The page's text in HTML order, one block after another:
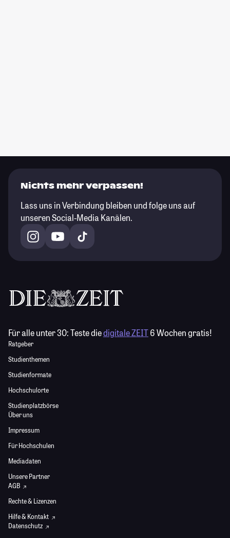
Nichts mehr verpassen!
Lass uns in Verbindung bleiben und folge uns auf
unseren Social-Media Kanälen.
Für alle unter 30:Teste diedigitale ZEIT6 Wochen gratis!
Ratgeber
Studienthemen
Studienformate
Hochschulorte
Studienplatzbörse
Über uns
Impressum
Für Hochschulen
Mediadaten
Unsere Partner
AGB
Rechte & Lizenzen
Hilfe & Kontakt
Datenschutz